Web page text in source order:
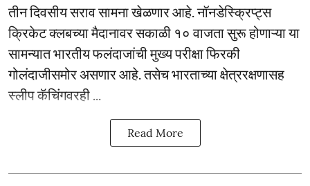
तीन दिवसीय सराव सामना खेळणार आहे. नॉनडेस्क्रिप्ट्स
क्रिकेट क्लबच्या मैदानावर सकाळी १० वाजता सुरू होणाऱ्या या
सामन्यात भारतीय फलंदाजांची मुख्य परीक्षा फिरकी
गोलंदाजीसमोर असणार आहे. तसेच भारताच्या क्षेत्ररक्षणासह
स्लीप कॅचिंगवरही ...
Read More